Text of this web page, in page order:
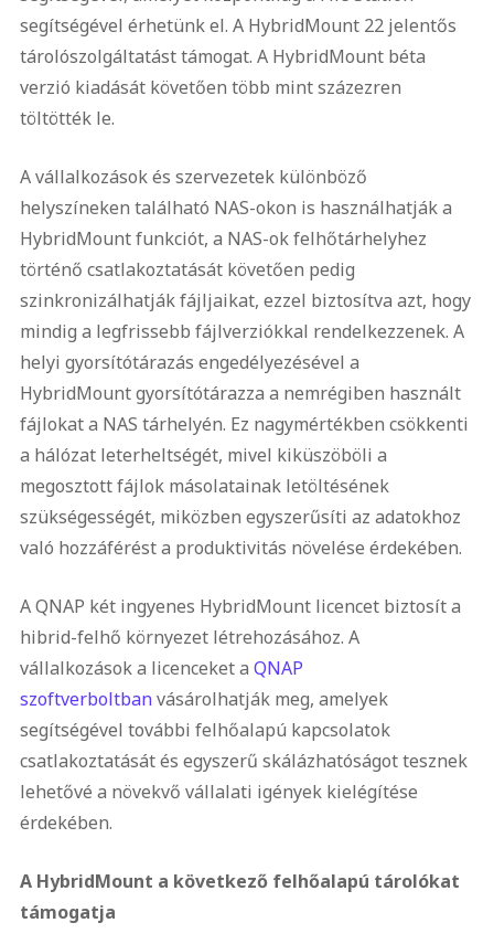
segítségével érhetünk el. A HybridMount 22 jelentős
tárolószolgáltatást támogat. A HybridMount béta
verzió kiadását követően több mint százezren
töltötték le.
A vállalkozások és szervezetek különböző
helyszíneken található NAS-okon is használhatják a
HybridMount funkciót, a NAS-ok felhőtárhelyhez
történő csatlakoztatását követően pedig
szinkronizálhatják fájljaikat, ezzel biztosítva azt, hogy
mindig a legfrissebb fájlverziókkal rendelkezzenek. A
helyi gyorsítótárazás engedélyezésével a
HybridMount gyorsítótárazza a nemrégiben használt
fájlokat a NAS tárhelyén. Ez nagymértékben csökkenti
a hálózat leterheltségét, mivel kiküszöböli a
megosztott fájlok másolatainak letöltésének
szükségességét, miközben egyszerűsíti az adatokhoz
való hozzáférést a produktivitás növelése érdekében.
A QNAP két ingyenes HybridMount licencet biztosít a
hibrid-felhő környezet létrehozásához. A
vállalkozások a licenceket a QNAP
szoftverboltbanvásárolhatják meg, amelyek
segítségével további felhőalapú kapcsolatok
csatlakoztatását és egyszerű skálázhatóságot tesznek
lehetővé a növekvő vállalati igények kielégítése
érdekében.
A HybridMount a következő felhőalapú tárolókat
támogatja